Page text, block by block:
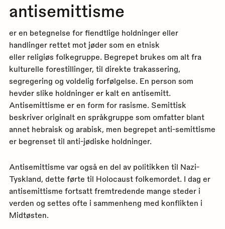
antisemittisme
er en betegnelse for fiendtlige holdninger eller
handlinger rettet mot jøder som en etnisk
eller religiøs folkegruppe. Begrepet brukes om alt fra
kulturelle forestillinger, til direkte trakassering,
segregering og voldelig forfølgelse. En person som
hevder slike holdninger er kalt en antisemitt.
Antisemittisme er en form for rasisme. Semittisk
beskriver originalt en språkgruppe som omfatter blant
annet hebraisk og arabisk, men begrepet anti-semittisme
er begrenset til anti-jødiske holdninger.
Antisemittisme var også en del av politikken til Nazi-
Tyskland, dette førte til Holocaust folkemordet. I dag er
antisemittisme fortsatt fremtredende mange steder i
verden og settes ofte i sammenheng med konflikten i
Midtøsten.